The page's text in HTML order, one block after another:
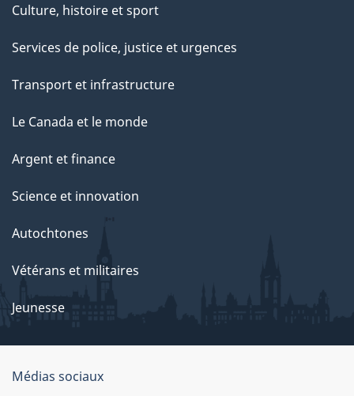
t
e
a
g
Culture, histoire et sport
Services de police, justice et urgences
Transport et infrastructure
Le Canada et le monde
Argent et finance
Science et innovation
Autochtones
Vétérans et militaires
Jeunesse
Médias sociaux